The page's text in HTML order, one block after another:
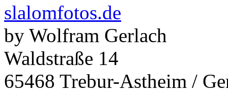
slalomfotos.de
by Wolfram Gerlach
Waldstraße 14
65468 Trebur-Astheim /